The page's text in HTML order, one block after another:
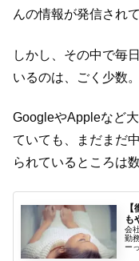
んの情報が発信され
しかし、その中で毎
いるのは、ごく少数。
GoogleやAppleなど
ていても、まだまだ
られているところは
も
会
勤
ー